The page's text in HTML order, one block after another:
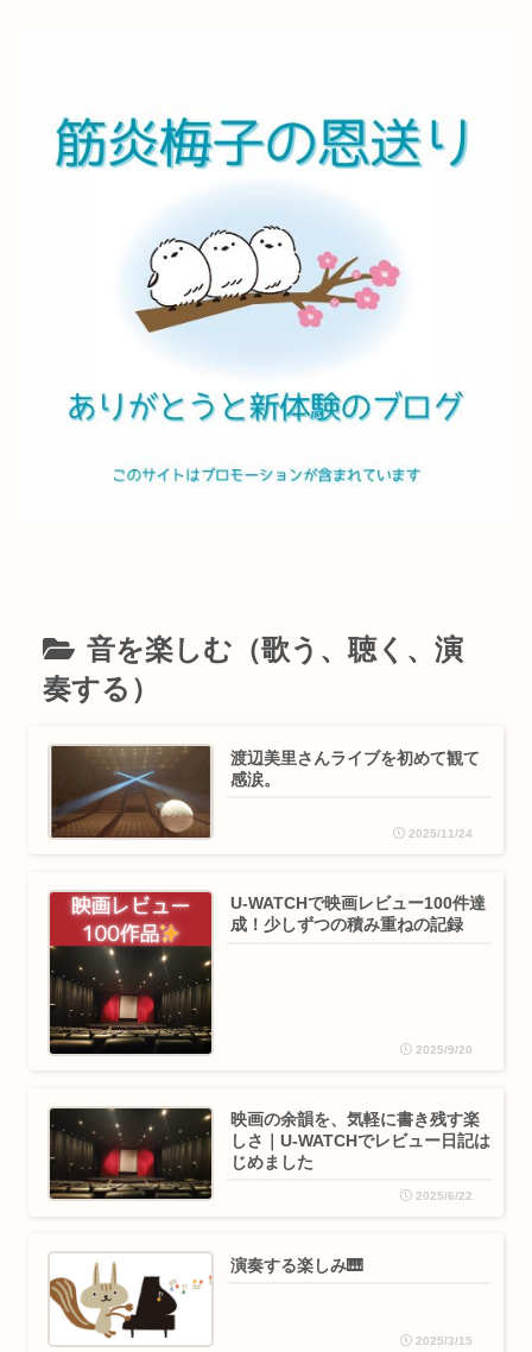
音を楽しむ（歌う、聴く、演
奏する）
渡辺美里さんライブを初めて観て
感涙。
2025/11/24
U-WATCHで映画レビュー100件達
成！少しずつの積み重ねの記録
2025/9/20
映画の余韻を、気軽に書き残す楽
しさ｜U-WATCHでレビュー日記は
じめました
2025/6/22
演奏する楽しみ🎹
2025/3/15